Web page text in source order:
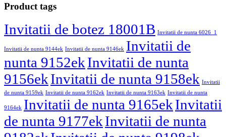
Product tags
Invitatii de botez 18001B Invitatii de nunta 6026_1
Invitatii de nunta 9144ek Invitatii de nunta 9146ek Invitatii de
nunta 9152ekInvitatii de nunta
9156ekInvitatii de nunta 9158ek Invitatii
de nunta 9159ek Invitatii de nunta 9162ek Invitatii de nunta 9163ek Invitatii de nunta
9164ek Invitatii de nunta 9165ekInvitatii
de nunta 9177ekInvitatii de nunta